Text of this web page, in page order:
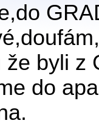
že byli z
do